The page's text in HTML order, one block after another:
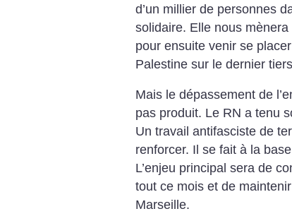
d’un millier de personnes
solidaire. Elle nous
pour ensuite venir se
Palestine sur le dernier
Mais le dépassement de
pas produit. Le RN a tenu
Un travail antifasciste de
renforcer. Il se fait à la
L’enjeu principal sera de
tout ce mois et de
Marseille.